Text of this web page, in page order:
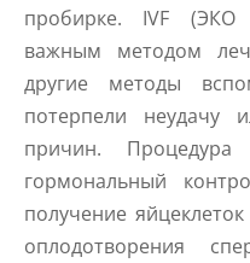
пробирке. IVF (ЭКО
важным методом
другие методы
потерпели неудачу
причин.
гормональный
получение
оплодотворения